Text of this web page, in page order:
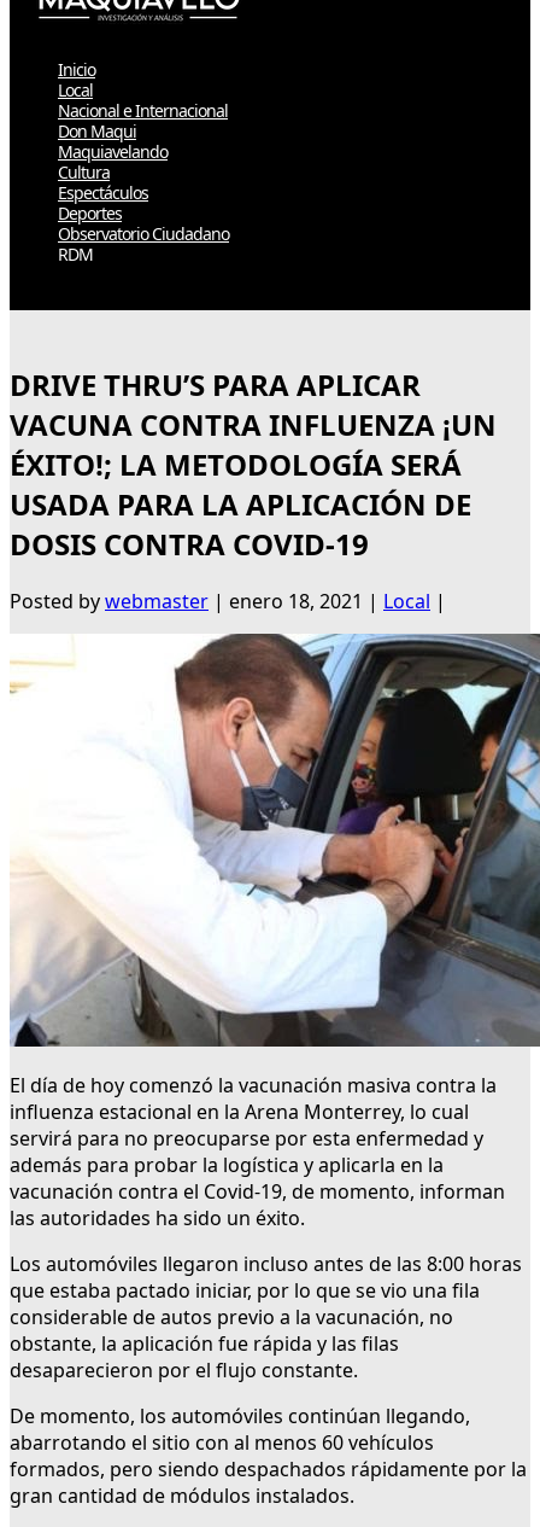
Inicio
Local
Nacional e Internacional
Don Maqui
Maquiavelando
Cultura
Espectáculos
Deportes
Observatorio Ciudadano
RDM
DRIVE THRU’S PARA APLICAR
VACUNA CONTRA INFLUENZA ¡UN
ÉXITO!; LA METODOLOGÍA SERÁ
USADA PARA LA APLICACIÓN DE
DOSIS CONTRA COVID-19
Posted bywebmaster | enero 18, 2021 | Local |
El día de hoy comenzó la vacunación masiva contra la
influenza estacional en la Arena Monterrey, lo cual
servirá para no preocuparse por esta enfermedad y
además para probar la logística y aplicarla en la
vacunación contra el Covid-19, de momento, informan
las autoridades ha sido un éxito.
Los automóviles llegaron incluso antes de las 8:00 horas
que estaba pactado iniciar, por lo que se vio una fila
considerable de autos previo a la vacunación, no
obstante, la aplicación fue rápida y las filas
desaparecieron por el flujo constante.
De momento, los automóviles continúan llegando,
abarrotando el sitio con al menos 60 vehículos
formados, pero siendo despachados rápidamente por la
gran cantidad de módulos instalados.